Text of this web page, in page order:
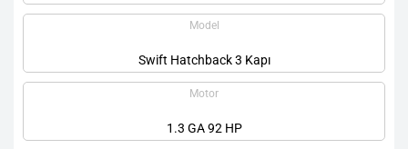
Model
Swift Hatchback 3 Kapı
Motor
1.3 GA 92 HP